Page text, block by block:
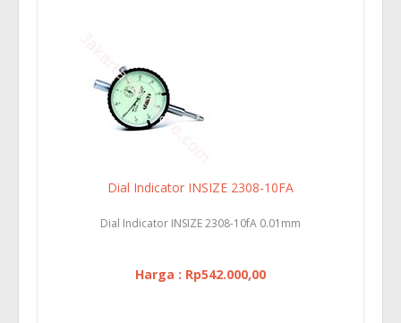
Dial Indicator INSIZE 2308-10FA
Dial Indicator INSIZE 2308-10fA 0.01mm
Harga : Rp542.000,00